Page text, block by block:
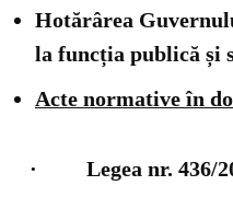
Hotărârea
la funcția publică și
Acte normative în
· Legea nr. 436/